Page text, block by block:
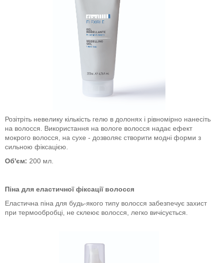
Розітріть невелику кількість гелю в долонях і рівномірно нанесіть
на волосся. Використання на вологе волосся надає ефект
мокрого волосся, на сухе - дозволяє створити модні форми з
сильною фіксацією.
Об'єм: 200 мл.
Піна для еластичної фіксації волосся
Еластична піна для будь-якого типу волосся забезпечує захист
при термообробці, не склеює волосся, легко вичісується.